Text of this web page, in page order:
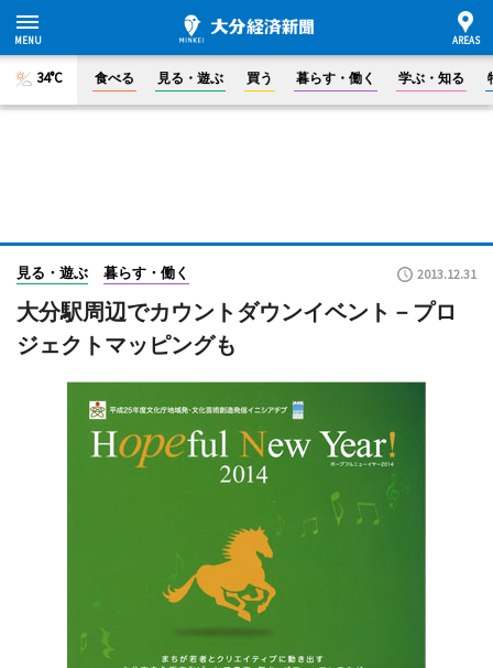
34°C 食べる 見る・遊ぶ 買う 暮らす・働く 学ぶ・知る
見る・遊ぶ 暮らす・働く 2013.12.31
大分駅周辺でカウントダウンイベント－プロ
ジェクトマッピングも